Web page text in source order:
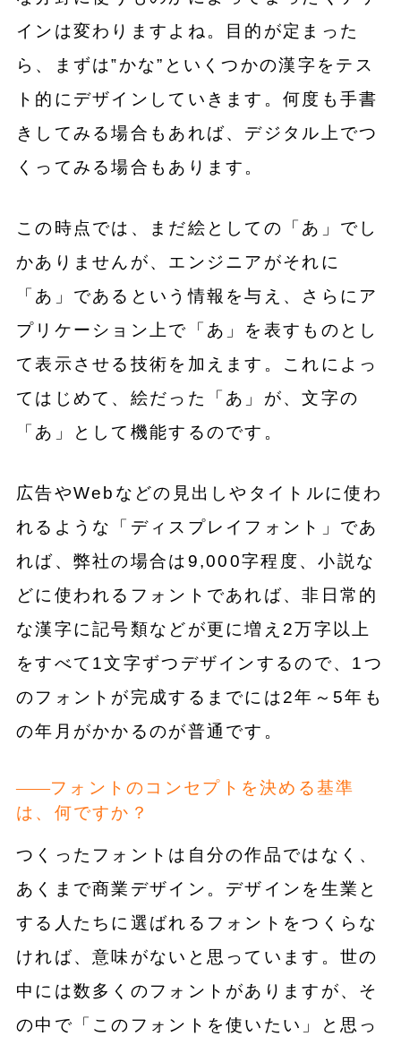
インは変わりますよね。目的が定まった
ら、まずは‟かな”といくつかの漢字をテス
ト的に デザインしていきます。何度も手書
きしてみる場合もあれば、デジタル上でつ
くってみる場合もあります。
この時点では、まだ絵としての「あ」でし
かありませんが、エンジニアがそれに
「あ」であるという情報を与え、さらにア
プリケーション上で「あ」を表すものとし
て表示させる技術を加えます。これによっ
てはじめて、絵だった「あ」が、文字の
「あ」として機能するのです。
広告やWebなどの見出しやタイトルに使わ
れるような「ディスプレイフォント」であ
れば、弊社の場合は9,000字程度、小説な
どに使われるフォントであれば、非日常的
な漢字に記号類などが更に増え2万字以上
をすべて1文字ずつデザインするので、1つ
のフォントが完成するまでには2年～5年も
の年月がかかるのが普通です。
フォントのコンセプトを決める基準
は、何ですか？
つくったフォントは自分の作品ではなく、
あくまで商業デザイン。デザインを生業と
する人たちに選ばれるフォントをつくらな
ければ、意味がないと思っています。世の
中には数多くのフォントがありますが、そ
の中で「このフォントを使いたい」と思っ